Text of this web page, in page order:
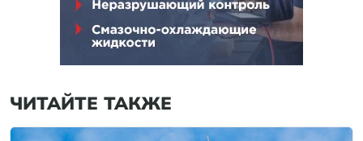
ЧИТАЙТЕ ТАКЖЕ